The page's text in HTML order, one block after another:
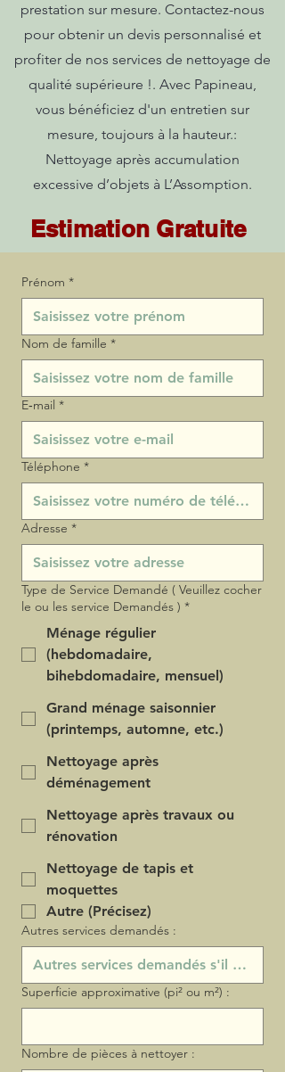
prestation sur mesure. Contactez-nous
pour obtenir un devis personnalisé et
profiter de nos services de nettoyage de
qualité supérieure !. Avec Papineau,
vous bénéficiez d'un entretien sur
mesure, toujours à la hauteur.:
Nettoyage après accumulation
excessive d’objets à L’Assomption.
Estimation Gratuite
Prénom *
Nom de famille *
E‑mail *
Téléphone *
Adresse *
Type de Service Demandé ( Veuillez cocher
le ou les service Demandés ) *
Ménage régulier
(hebdomadaire,
bihebdomadaire, mensuel)
Grand ménage saisonnier
(printemps, automne, etc.)
Nettoyage après
déménagement
Nettoyage après travaux ou
rénovation
Nettoyage de tapis et
moquettes
Autre (Précisez)
Autres services demandés :
Superficie approximative (pi² ou m²) :
Nombre de pièces à nettoyer :